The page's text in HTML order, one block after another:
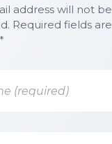
address will not be
Required fields are